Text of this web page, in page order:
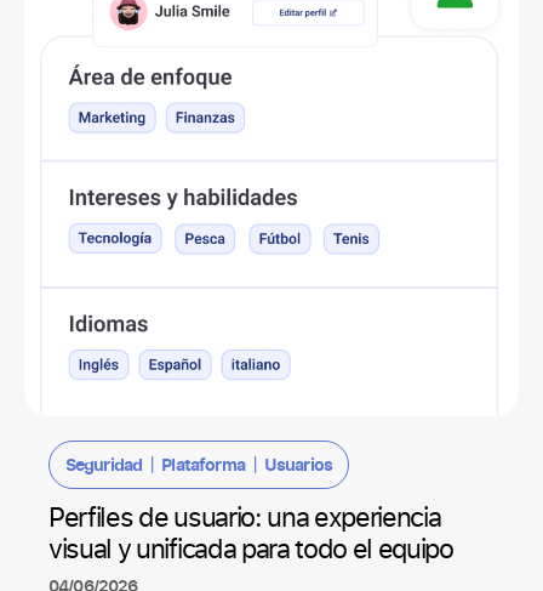
Seguridad | Plataforma| Usuarios
Perfiles de usuario: una experiencia
visual y unificada para todo el equipo
04/06/2026